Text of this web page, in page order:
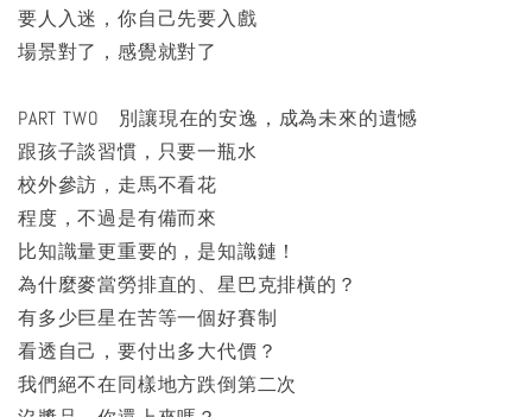
要人入迷，你自己先要入戲
場景對了，感覺就對了
PART TWO 別讓現在的安逸，成為未來的遺憾
跟孩子談習慣，只要一瓶水
校外參訪，走馬不看花
程度，不過是有備而來
比知識量更重要的，是知識鏈！
為什麼麥當勞排直的、星巴克排橫的？
有多少巨星在苦等一個好賽制
看透自己，要付出多大代價？
我們絕不在同樣地方跌倒第二次